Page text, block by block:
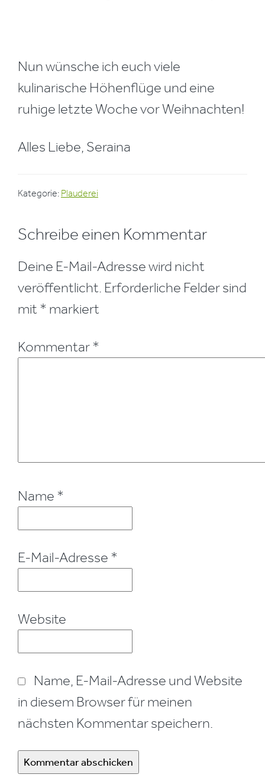
Nun wünsche ich euch viele
kulinarische Höhenflüge und eine
ruhige letzte Woche vor Weihnachten!
Alles Liebe, Seraina
Kategorie: Plauderei
Leser-
Schreibe einen Kommentar
Deine E-Mail-Adresse wird nicht
veröffentlicht. Erforderliche Felder sind
mit * markiert
Kommentar *
Name *
E-Mail-Adresse *
Website
Name, E-Mail-Adresse und Website
in diesem Browser für meinen
nächsten Kommentar speichern.